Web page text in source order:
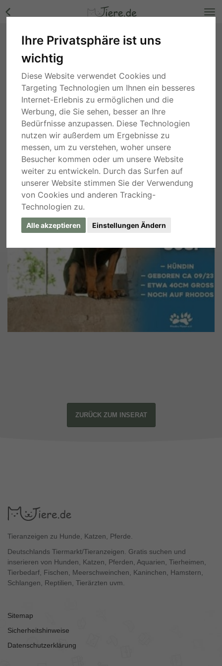
Ihre Privatsphäre ist uns
wichtig
Diese Website verwendet Cookies und
Targeting Technologien um Ihnen ein besseres
Internet-Erlebnis zu ermöglichen und die
Werbung, die Sie sehen, besser an Ihre
Bedürfnisse anzupassen. Diese Technologien
nutzen wir außerdem um Ergebnisse zu
messen, um zu verstehen, woher unsere
Besucher kommen oder um unsere Website
weiter zu entwickeln. Durch das Surfen auf
unserer Website stimmen Sie der Verwendung
von Cookies und anderen Tracking-
Technologien zu.
Alle akzeptieren Einstellungen Ändern
Susi, Mischling - Hündin Bilder
Rheinland-Pfalz, vor 2 Jahren
ZURÜCK ZUM INSERAT
Tieranzeigen zu Hunde, Katzen, Pferde.
Deutschlands Tiermarkt/Tieranzeigen. Gratis suchen und
inserieren von Hunden, Katzen, Pferden, Aquarien, Tierheimen,
Tierbedarf, Fischen, Meerschweinchen, Kaninchen, Hamstern,
Schlangen, Reptilien, Tierärzten uvm.
Sitemap
Sicherheitshinweise
Datenschutzerklärung